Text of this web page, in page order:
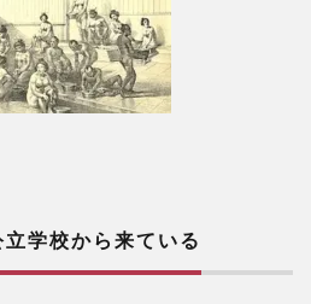
学校から来ている